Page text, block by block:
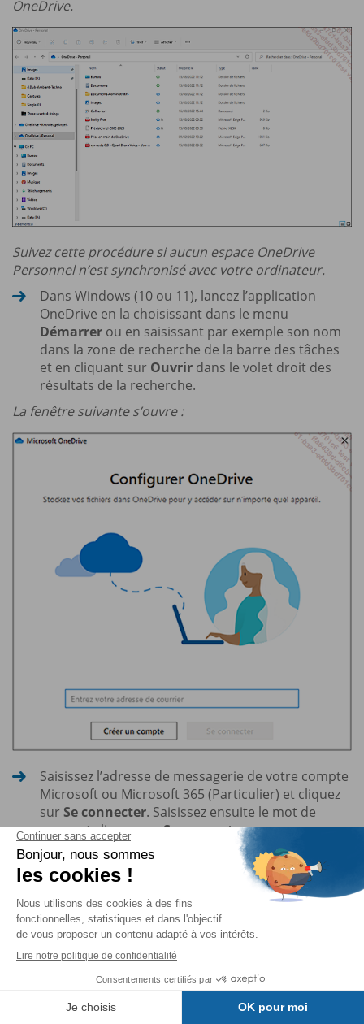
OneDrive.
Suivez cette procédure si aucun espace OneDrive
Personnel n’est synchronisé avec votre ordinateur.
Dans Windows (10 ou 11), lancez l’application
OneDrive en la choisissant dans le menu
Démarrer ou en saisissant par exemple son nom
dans la zone de recherche de la barre des tâches
et en cliquant sur Ouvrir dans le volet droit des
résultats de la recherche.
La fenêtre suivante s’ouvre :
Saisissez l’adresse de messagerie de votre compte
Microsoft ou Microsoft 365 (Particulier) et cliquez
sur Se connecter. Saisissez ensuite le mot de
passe et cliquez surSe connecter.
La fenêtre qui s’affiche vous indique où sera stocké le
dossier OneDrive synchronisé. Le lienModifier
permet de choisir un autre dossier....
Vous lisez desextraits du livre.
Table des matières